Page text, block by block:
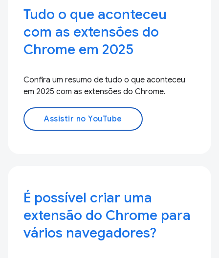
Tudo o que aconteceu
com as extensões do
Chrome em 2025
Confira um resumo de tudo o que aconteceu
em 2025 com as extensões do Chrome.
Assistir no YouTube
É possível criar uma
extensão do Chrome para
vários navegadores?